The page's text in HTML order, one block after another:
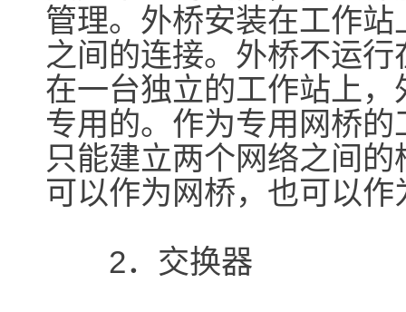
管理。外桥安装在工作
之间的连接。外桥不运
在一台独立的工作站上
专用的。作为专用网桥
只能建立两个网络之间
可以作为网桥，也可以作
2．交换器